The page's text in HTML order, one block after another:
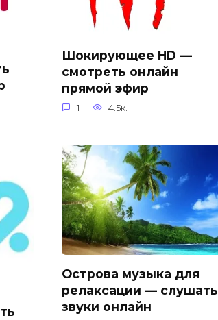
Шокирующее HD —
смотреть онлайн
прямой эфир
1 4.5к.
Острова музыка для
релаксации — слушать
звуки онлайн